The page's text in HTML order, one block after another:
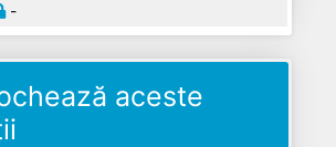
-
aceste